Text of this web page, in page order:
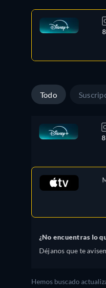
Todo
¿No encuentras lo
Déjanos que te
Hemos buscado